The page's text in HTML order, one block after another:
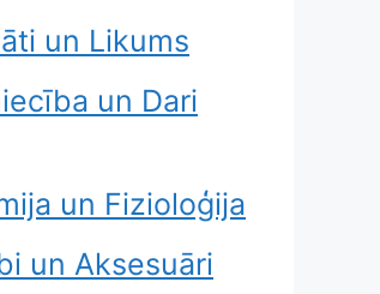
un Likums
un Dari
un Fizioloģija
un Aksesuāri